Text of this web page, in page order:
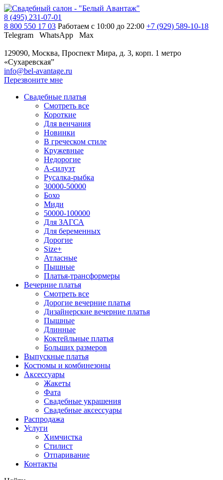
8 (495) 231-07-01
8 800 550 17 03 Работаем с 10:00 до 22:00 +7 (929) 589-10-18
Telegram
WhatsApp Max
129090, Москва, Проспект Мира, д. 3, корп. 1 метро
«Сухаревская”
info@bel-avantage.ru
Перезвоните мне
Свадебные платья
Смотреть все
Короткие
Для венчания
Новинки
В греческом стиле
Кружевные
Недорогие
А-силуэт
Русалка-рыбка
30000-50000
Бохо
Миди
50000-100000
Для ЗАГСА
Для беременных
Дорогие
Size+
Атласные
Пышные
Платья-трансформеры
Вечерние платья
Смотреть все
Дорогие вечерние платья
Дизайнерские вечерние платья
Пышные
Длинные
Коктейльные платья
Больших размеров
Выпускные платья
Костюмы и комбинезоны
Аксессуары
Жакеты
Фата
Свадебные украшения
Свадебные аксессуары
Распродажа
Услуги
Химчистка
Стилист
Отпаривание
Контакты